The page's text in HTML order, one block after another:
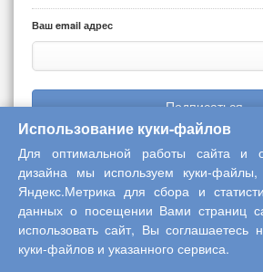
Ваш email адрес
Подписаться
Copyright © 2013-2026 Центр научного
плюс»
Использование куки-файлов
Для оптимальной работы сайта и
дизайна мы используем куки-
Яндекс.Метрика для сбора и
данных о посещении Вами страниц
использовать сайт, Вы соглашаетесь
куки-файлов и указанного сервиса.